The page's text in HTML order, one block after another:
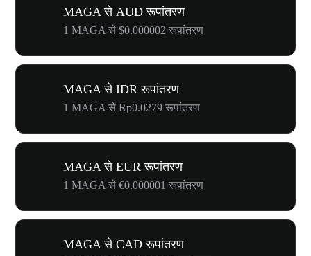
MAGA से AUD रूपांतरण
1 MAGA से $0.000002 रूपांतरण
MAGA से IDR रूपांतरण
1 MAGA से Rp0.0279 रूपांतरण
MAGA से EUR रूपांतरण
1 MAGA से €0.000001 रूपांतरण
MAGA से CAD रूपांतरण